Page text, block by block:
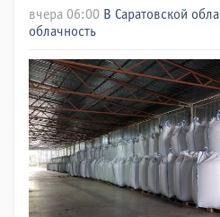
вчера 06:00 В Саратовской
облачность